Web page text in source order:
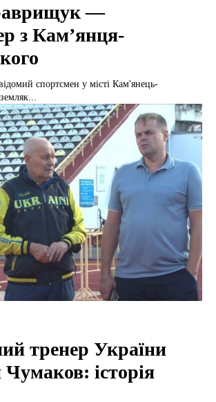
—
з Кам’янця-
спортсмен у місті Кам'янець-
тренер України
історія